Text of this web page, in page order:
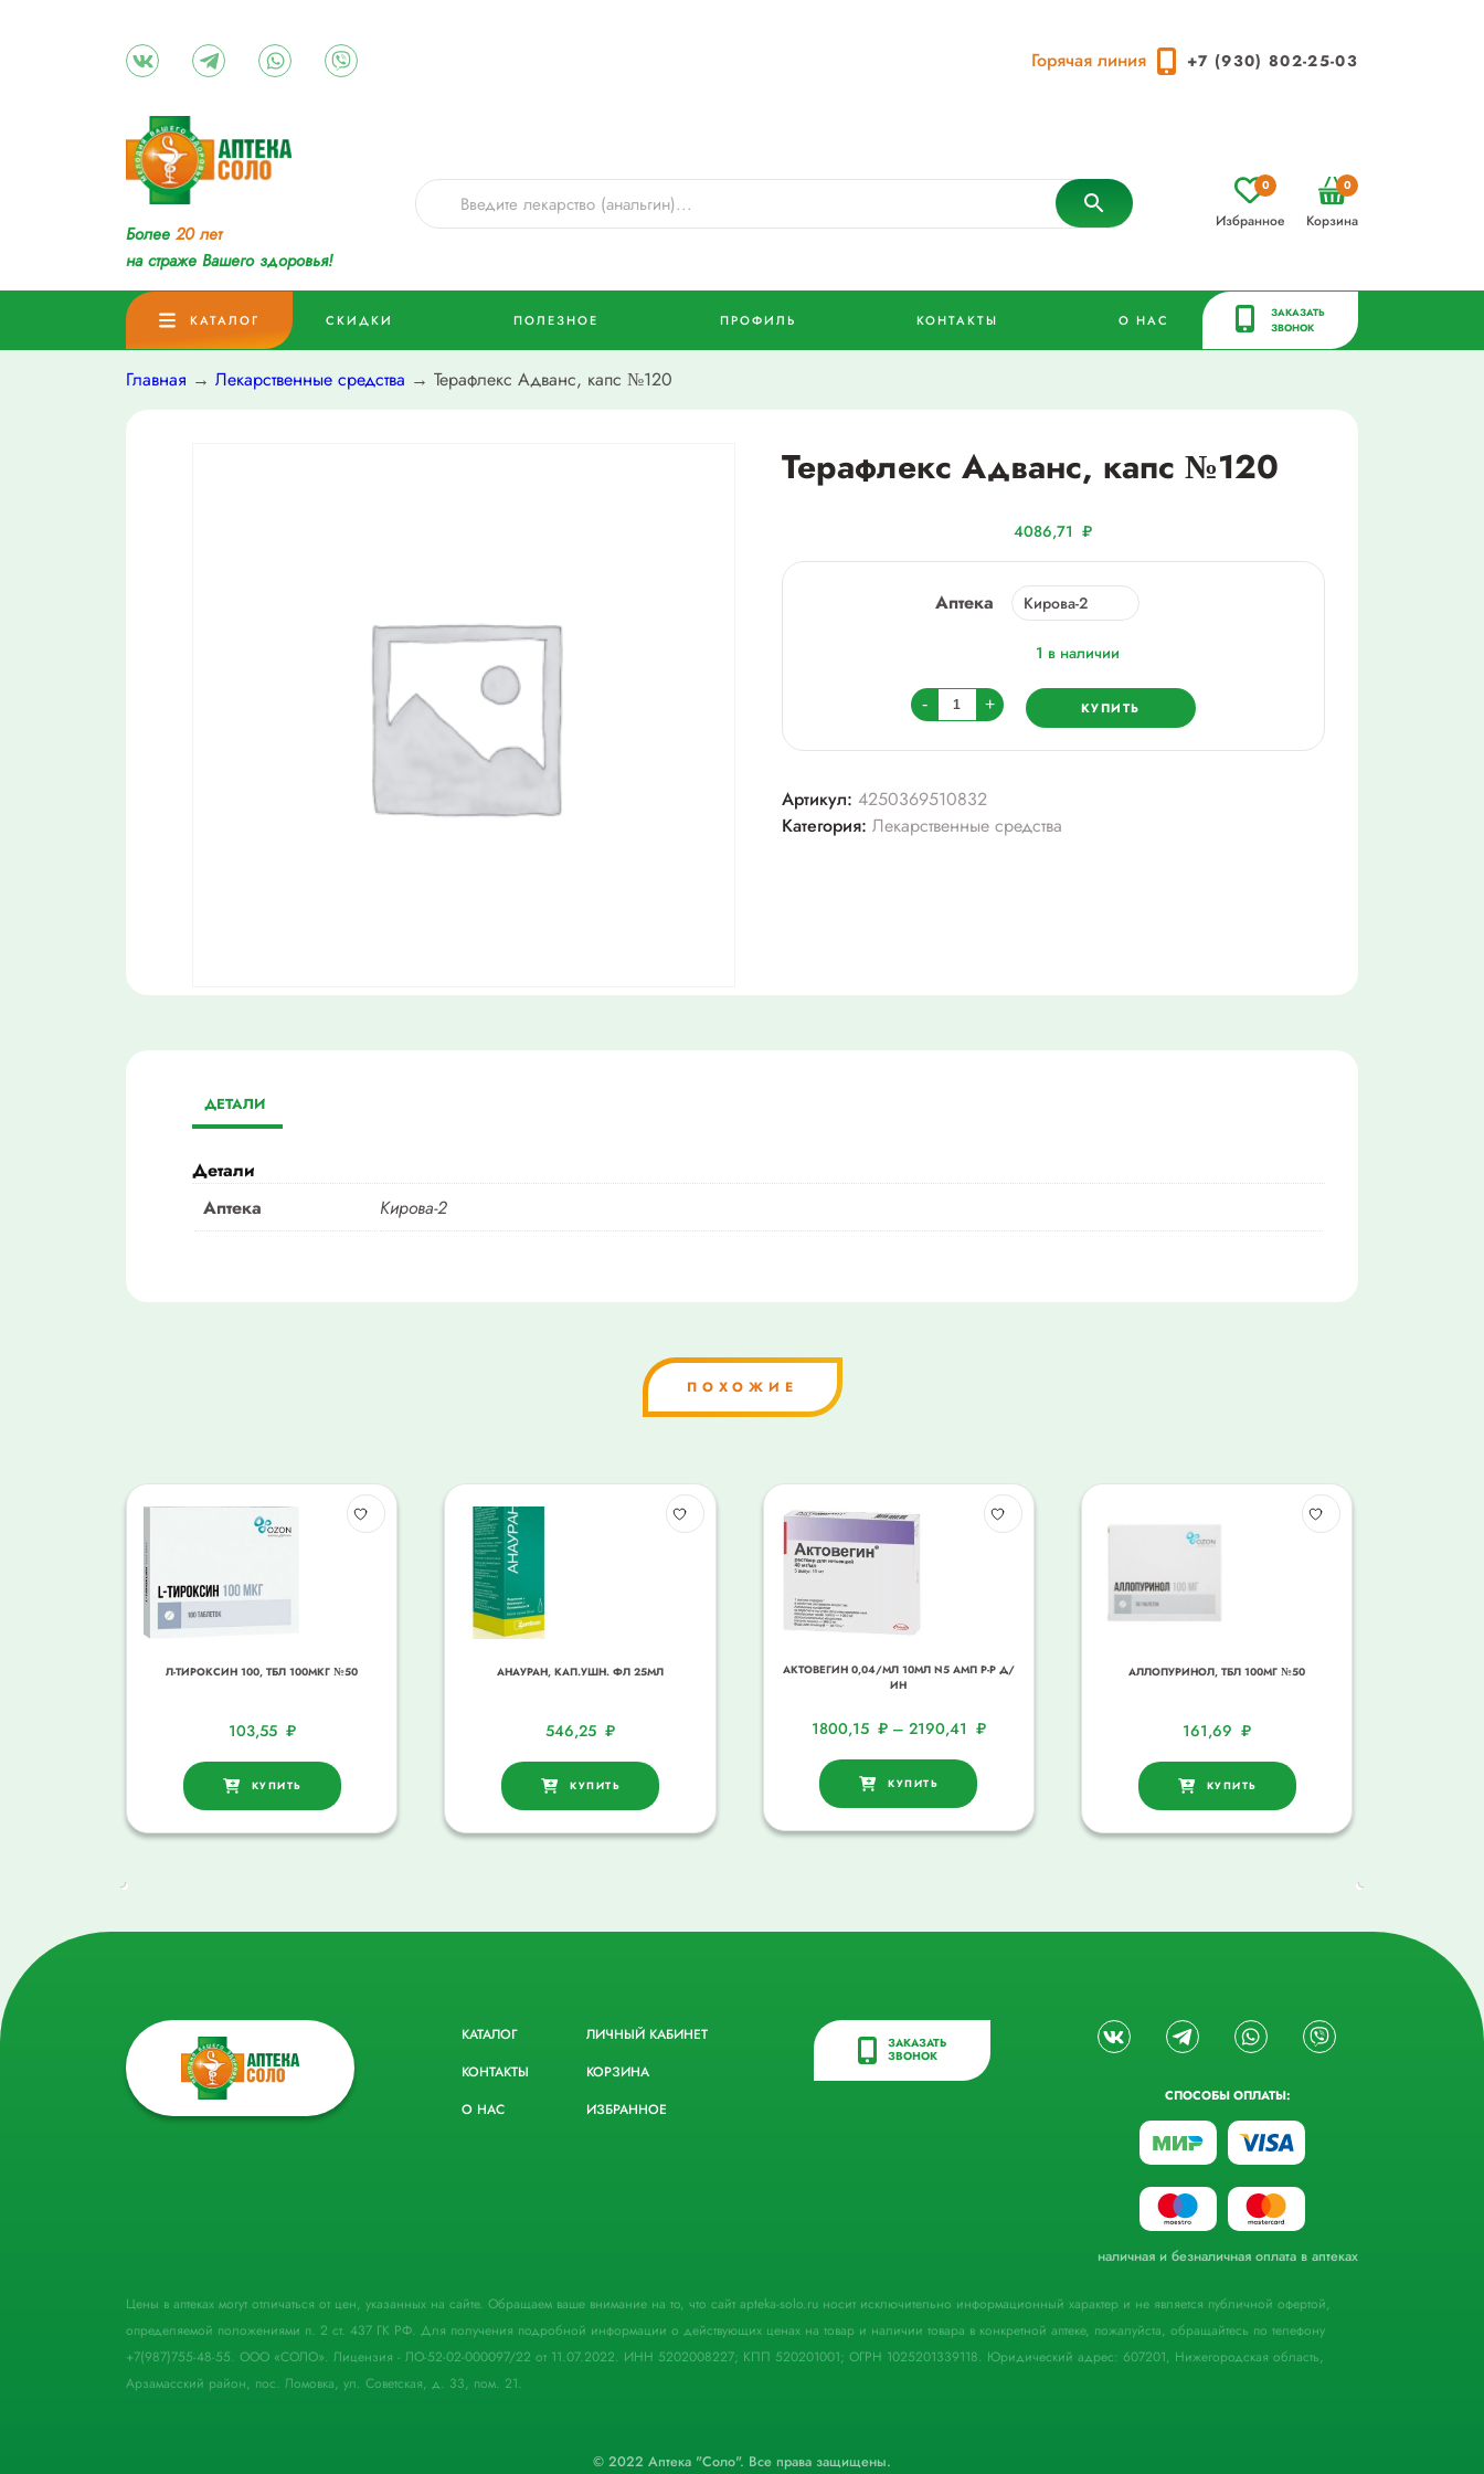
Горячая линия +7 (930) 802-25-03
Более 20 лет
на страже Вашего здоровья!
Избранное
0
Корзина
0
КАТАЛОГ СКИДКИ ПОЛЕЗНОЕ ПРОФИЛЬ КОНТАКТЫ О НАС
ЗАКАЗАТЬ
ЗВОНОК
Главная → Лекарственные средства → Терафлекс Адванс, капс №120
Терафлекс Адванс, капс №120
4086,71₽
Аптека
1 в наличии
-
Количество
товара
Терафлекс
капс
№120
+ КУПИТЬ
Артикул: 4250369510832
Категория: Лекарственные средства
ДЕТАЛИ
Детали
Аптека
Кирова-2
ПОХОЖИЕ
Л-ТИРОКСИН 100, ТБЛ 100МКГ №50
103,55 ₽
КУПИТЬ
АНАУРАН, КАП.УШН. ФЛ 25МЛ
546,25 ₽
КУПИТЬ
АКТОВЕГИН 0,04/МЛ 10МЛ N5 АМП Р-Р Д/
ИН
1800,15 ₽ – 2190,41 ₽
КУПИТЬ
АЛЛОПУРИНОЛ, ТБЛ 100МГ №50
161,69₽
КУПИТЬ
КАТАЛОГ
КОНТАКТЫ
О НАС
ЛИЧНЫЙ КАБИНЕТ
КОРЗИНА
ИЗБРАННОЕ
ЗАКАЗАТЬ
ЗВОНОК
СПОСОБЫ ОПЛАТЫ:
наличная и безналичная оплата в аптеках
Цены в аптеках могут отличаться от цен, указанных на сайте. Обращаем ваше внимание на то, что сайт apteka-solo.ru носит исключительно информационный характер и не является публичной офертой,
определяемой положениями п. 2 ст. 437 ГК РФ. Для получения подробной информации о действующих ценах на товар и наличии товара в конкретной аптеке, пожалуйста, обращайтесь по телефону
+7(987)755-48-55. ООО «СОЛО». Лицензия - ЛО-52-02-000097/22 от 11.07.2022. ИНН 5202008227; КПП 520201001; ОГРН 1025201339118. Юридический адрес: 607201, Нижегородская область,
Арзамасский район, пос. Ломовка, ул. Советская, д. 33, пом. 21.
© 2022 Аптека "Соло". Все права защищены.